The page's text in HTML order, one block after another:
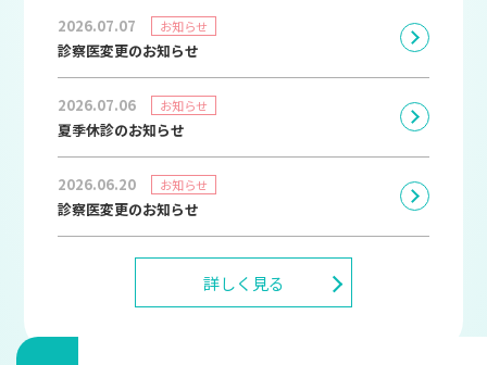
2026.07.07 お知らせ
診察医変更のお知らせ
2026.07.06 お知らせ
夏季休診のお知らせ
2026.06.20 お知らせ
診察医変更のお知らせ
詳しく見る